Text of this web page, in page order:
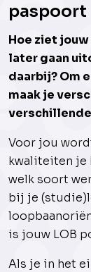
paspoort
Hoe ziet
later gaan
daarbij? Om
maak je
Voor jou
kwaliteiten je
welk soort
bij je
is jouw LOB
Als je in het